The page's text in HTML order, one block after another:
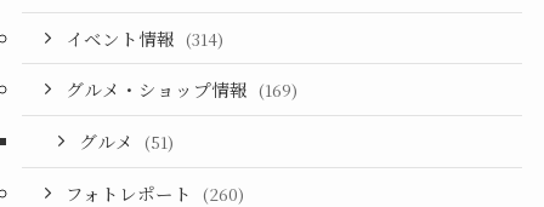
イベント情報 (314)
グルメ・ショップ情報 (169)
グルメ (51)
フォトレポート (260)